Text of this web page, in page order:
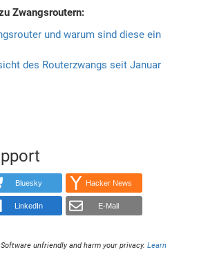
Zwangsroutern:
und warum sind diese ein
des Routerzwangs seit Januar
Bluesky Hacker News
LinkedIn E-Mail
unfriendly and harm your privacy.Learn